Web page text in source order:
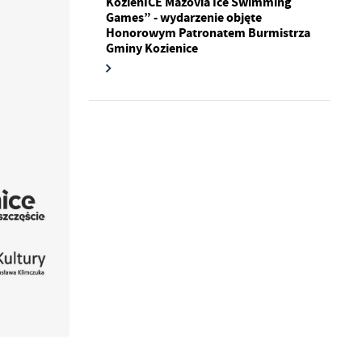
Games” - wydarzenie objęte
Honorowym Patronatem Burmistrza
Gminy Kozienice